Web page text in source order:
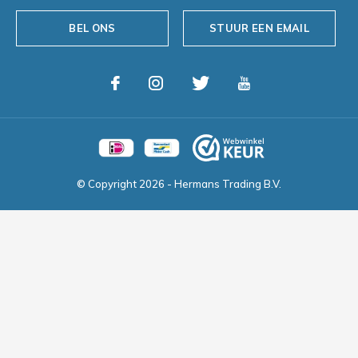
BEL ONS STUUR EEN EMAIL
© Copyright 2026 - Hermans Trading B.V.